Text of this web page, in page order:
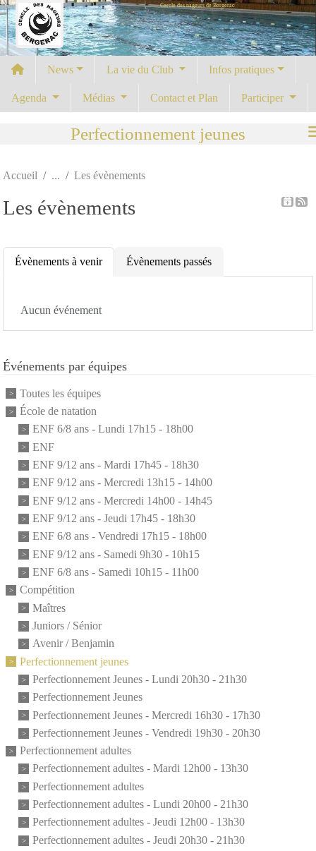
Cercle des nageurs de Bergerac
News La vie du Club Infos pratiques
Agenda Médias Contact et Plan Participer
Perfectionnement jeunes
Accueil Les évènements
Les évènements
Évènements à venir Évènements passés
Aucun événement
Événements par équipes
Toutes les équipes
École de natation
ENF 6/8 ans - Lundi 17h15 - 18h00
ENF
ENF 9/12 ans - Mardi 17h45 - 18h30
ENF 9/12 ans - Mercredi 13h15 - 14h00
ENF 9/12 ans - Mercredi 14h00 - 14h45
ENF 9/12 ans - Jeudi 17h45 - 18h30
ENF 6/8 ans - Vendredi 17h15 - 18h00
ENF 9/12 ans - Samedi 9h30 - 10h15
ENF 6/8 ans - Samedi 10h15 - 11h00
Compétition
Maîtres
Juniors / Sénior
Avenir / Benjamin
Perfectionnement jeunes
Perfectionnement Jeunes - Lundi 20h30 - 21h30
Perfectionnement Jeunes
Perfectionnement Jeunes - Mercredi 16h30 - 17h30
Perfectionnement Jeunes - Vendredi 19h30 - 20h30
Perfectionnement adultes
Perfectionnement adultes - Mardi 12h00 - 13h30
Perfectionnement adultes
Perfectionnement adultes - Lundi 20h00 - 21h30
Perfectionnement adultes - Jeudi 12h00 - 13h30
Perfectionnement adultes - Jeudi 20h30 - 21h30
Panneau de gestion des cookies